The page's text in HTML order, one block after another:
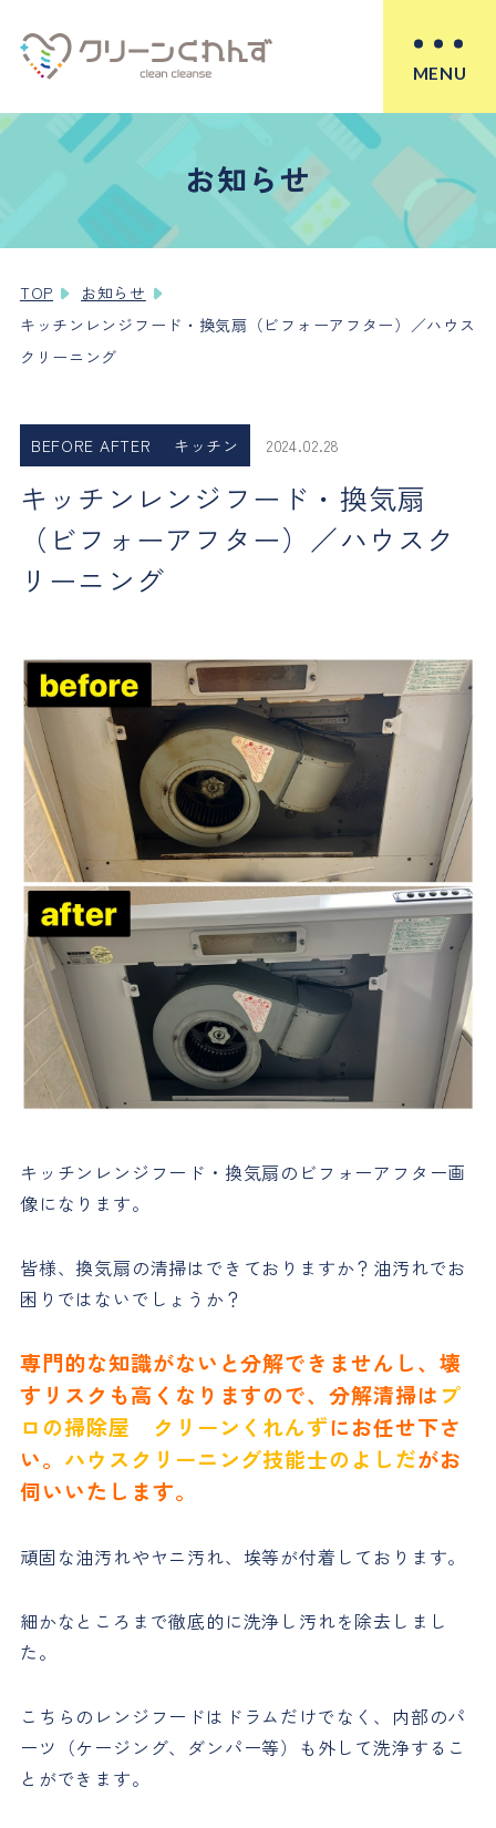
MENU
お知らせ
TOP
お知らせ
キッチンレンジフード・換気扇（ビフォーアフター）／ハウス
クリーニング
BEFORE AFTER キッチン 2024.02.28
キッチンレンジフード・換気扇
（ビフォーアフター）／ハウスク
リーニング
キッチンレンジフード・換気扇のビフォーアフター画
像になります。
皆様、換気扇の清掃はできておりますか？油汚れでお
困りではないでしょうか？
専門的な知識がないと分解できませんし、壊
すリスクも高くなりますので、分解清掃は プ
ロの掃除屋 クリーンくれんずにお任せ下さ
い。 ハウスクリーニング技能士のよしだがお
伺いいたします。
頑固な油汚れやヤニ汚れ、埃等が付着しております。
細かなところまで徹底的に洗浄し汚れを除去しまし
た。
こちらのレンジフードはドラムだけでなく、内部のパ
ーツ（ケージング、ダンパー等）も外して洗浄するこ
とができます。